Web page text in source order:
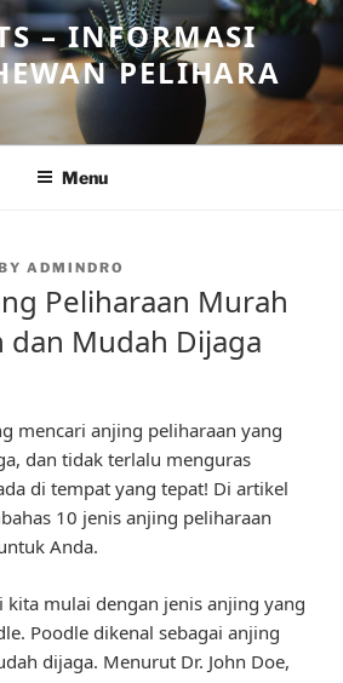
– INFORMASI
PELIHARA
Menu
ADMINDRO
Peliharaan Murah
dan Mudah Dijaga
mencari anjing peliharaan yang
dan tidak terlalu menguras
di tempat yang tepat! Di artikel
10 jenis anjing peliharaan
Anda.
kita mulai dengan jenis anjing yang
Poodle dikenal sebagai anjing
dijaga. Menurut Dr. John Doe,